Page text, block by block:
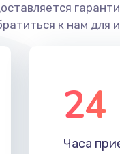
к нам для
24
Часа